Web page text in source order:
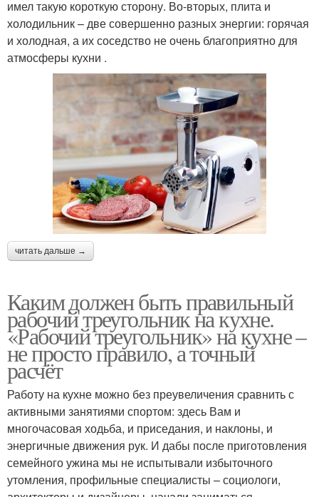
имел такую короткую сторону. Во-вторых, плита и
холодильник – две совершенно разных энергии: горячая
и холодная, а их соседство не очень благоприятно для
атмосферы кухни .
читать дальше →
Каким должен быть правильный
рабочий треугольник на кухне.
«Рабочий треугольник» на кухне –
не просто правило, а точный
расчёт
Работу на кухне можно без преувеличения сравнить с
активными занятиями спортом: здесь Вам и
многочасовая ходьба, и приседания, и наклоны, и
энергичные движения рук. И дабы после приготовления
семейного ужина мы не испытывали избыточного
утомления, профильные специалисты – социологи,